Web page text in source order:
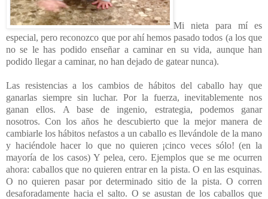
Mi nieta para mí es
especial, pero reconozco que por ahí hemos pasado todos (a los que
no se le has podido enseñar a caminar en su vida, aunque han
podido llegar a caminar, no han dejado de gatear nunca).
Las resistencias a los cambios de hábitos del caballo hay que
ganarlas siempre sin luchar. Por la fuerza, inevitablemente nos
ganan ellos. A base de ingenio, estrategia, podemos ganar
nosotros. Con los años he descubierto que la mejor manera de
cambiarle los hábitos nefastos a un caballo es llevándole de la mano
y haciéndole hacer lo que no quieren ¡cinco veces sólo! (en la
mayoría de los casos) Y pelea, cero. Ejemplos que se me ocurren
ahora: caballos que no quieren entrar en la pista. O en las esquinas.
O no quieren pasar por determinado sitio de la pista. O corren
desaforadamente hacia el salto. O se asustan de los caballos que